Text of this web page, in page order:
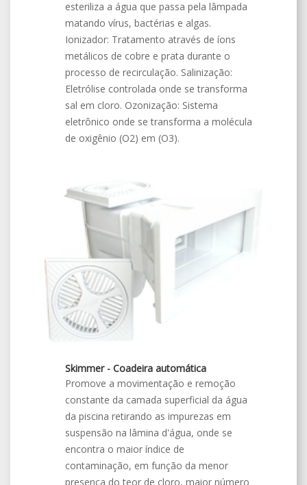
esteriliza a água que passa pela lâmpada
matando vírus, bactérias e algas.
Ionizador: Tratamento através de íons
metálicos de cobre e prata durante o
processo de recirculação. Salinização:
Eletrólise controlada onde se transforma
sal em cloro. Ozonização: Sistema
eletrônico onde se transforma a molécula
de oxigênio (O2) em (O3).
Skimmer - Coadeira automática
Promove a movimentação e remoção
constante da camada superficial da água
da piscina retirando as impurezas em
suspensão na lâmina d'água, onde se
encontra o maior índice de
contaminação, em função da menor
presença do teor de cloro, maior número